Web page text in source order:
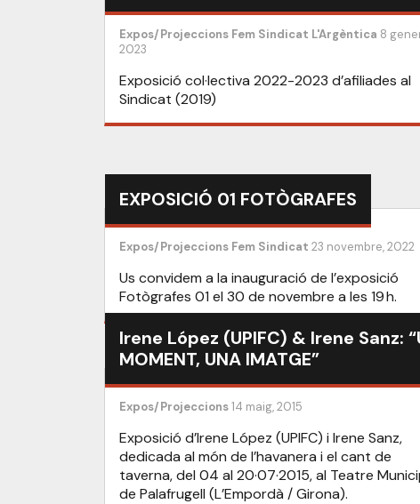
Expos/Projeccions Fem Sindicat L'Argèntica 8
2023
Exposició col·lectiva 2022-2023 d’afiliades al
Sindicat (2019)
EXPOSICIÓ 01 FOTÒGRAFES
Expos/Projeccions Fem Sindicat 23 novembre, 2022
Us convidem a la inauguració de l’exposició
Fotògrafes 01 el 30 de novembre a les 19 h.
Irene López (UPIFC) & Irene Sanz:
MOMENT, UNA IMATGE”
Expos/Projeccions14 maig, 2015
Exposició d’Irene López (UPIFC) i Irene Sanz,
dedicada al món de l’havanera i el cant de
taverna, del 04 al 20·07·2015, al Teatre
de Palafrugell (L’Empordà / Girona).